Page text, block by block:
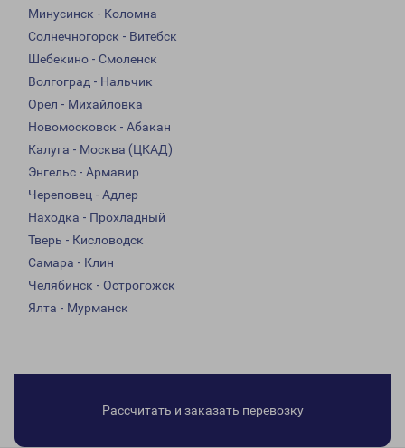
Минусинск - Коломна
Солнечногорск - Витебск
Шебекино - Смоленск
Волгоград - Нальчик
Орел - Михайловка
Новомосковск - Абакан
Калуга - Москва (ЦКАД)
Энгельс - Армавир
Череповец - Адлер
Находка - Прохладный
Тверь - Кисловодск
Самара - Клин
Челябинск - Острогожск
Ялта - Мурманск
Рассчитать и заказать перевозку